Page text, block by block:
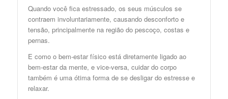
Quando você fica estressado, os seus músculos se
contraem involuntariamente, causando desconforto e
tensão, principalmente na região do pescoço, costas e
pernas.
E como o bem-estar físico está diretamente ligado ao
bem-estar da mente, e vice-versa, cuidar do corpo
também é uma ótima forma de se desligar do estresse e
relaxar.